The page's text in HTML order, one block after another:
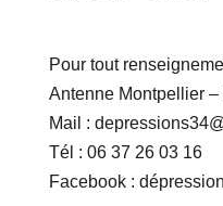
Pour tout
Antenne Montpellier
Mail :
Tél : 06 37 26 03 16
Facebook :